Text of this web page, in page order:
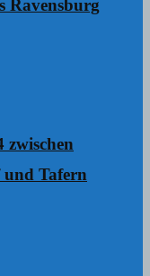
Ravensburg
zwischen
Tafern